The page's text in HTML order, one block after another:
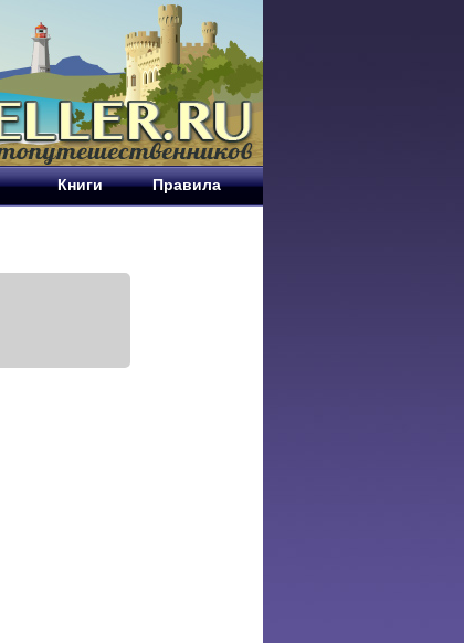
Книги Правила